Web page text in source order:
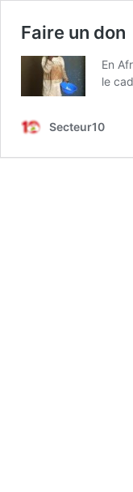
Faire un don
En
le
Secteur10